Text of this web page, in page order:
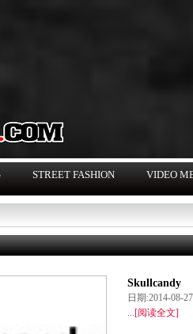
STREET FASHION VIDEO
Skullcandy
日期:2014-
...[阅读全文]